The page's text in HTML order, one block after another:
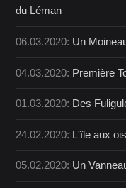
du Léman
06.03.2020: Un
04.03.2020: Première
01.03.2020: Des
24.02.2020: L'île aux
05.02.2020: Un